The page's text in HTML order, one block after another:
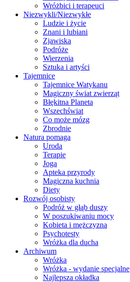
Wróżbici i terapeuci
Niezwykli/Niezwykłe
Ludzie i życie
Znani i lubiani
Zjawiska
Podróże
Wierzenia
Sztuka i artyści
Tajemnice
Tajemnice Watykanu
Magiczny świat zwierząt
Błękitna Planeta
Wszechświat
Co może mózg
Zbrodnie
Natura pomaga
Uroda
Terapie
Joga
Apteka przyrody
Magiczna kuchnia
Diety
Rozwój osobisty
Podróż w głąb duszy
W poszukiwaniu mocy
Kobieta i mężczyzna
Psychotesty
Wróżka dla ducha
Archiwum
Wróżka
Wróżka - wydanie specjalne
Najlepsza okładka